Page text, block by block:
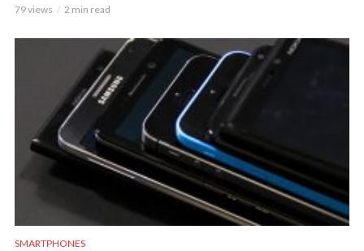
79 views 2 min read
SMARTPHONES